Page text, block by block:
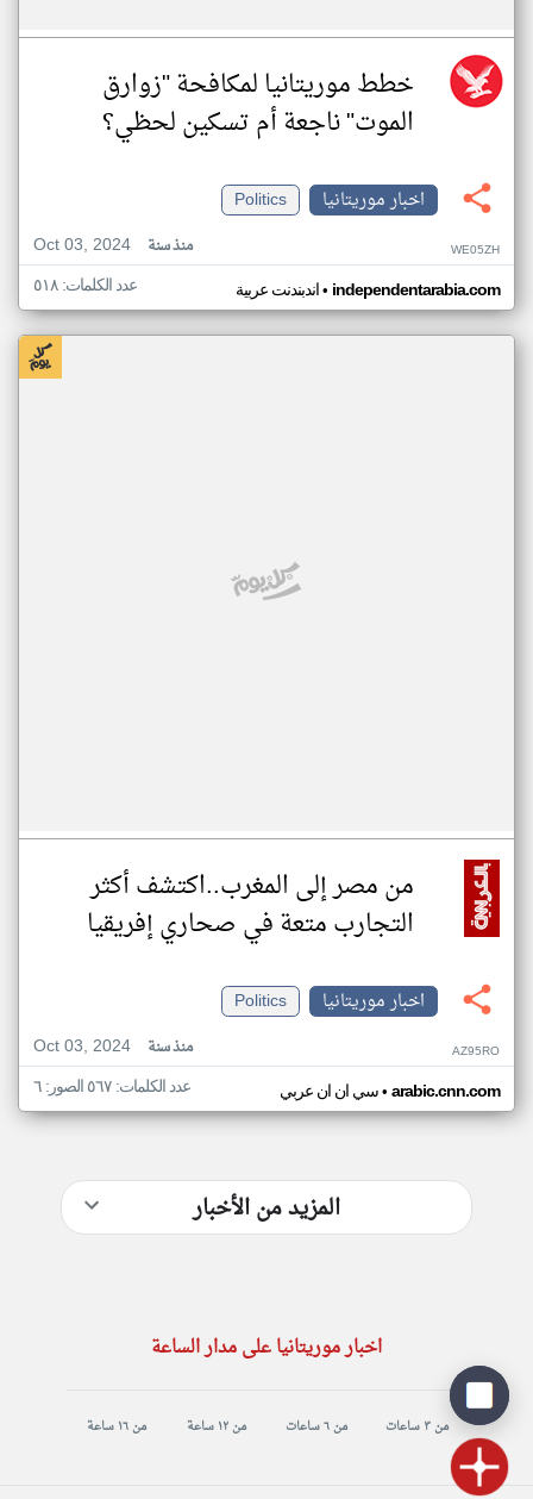
خطط موريتانيا لمكافحة "زوارق
الموت" ناجعة أم تسكين لحظي؟
اخبار موريتانيا
Politics
Oct 03, 2024
منذ سنة WE05ZH
اندبندنت عربية• independentarabia.com عدد الكلمات: ٥١٨
من مصر إلى المغرب..اكتشف أكثر
التجارب متعة في صحاري إفريقيا
اخبار موريتانيا
Politics
Oct 03, 2024
منذ سنة AZ95RO
سي ان ان عربي• arabic.cnn.com عدد الكلمات: ٥٦٧ الصور: ٦
المزيد من الأخبار
اخبار موريتانيا على مدار الساعة
من ٣ ساعات من ٦ ساعات من ١٢ ساعة من ١٦ ساعة